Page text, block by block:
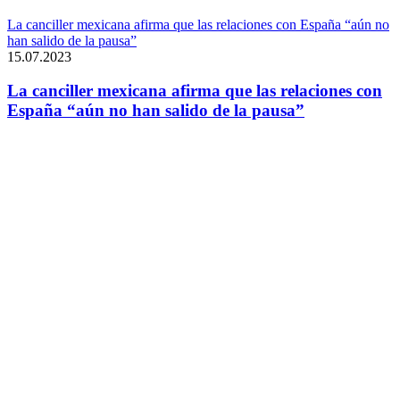
La canciller mexicana afirma que las relaciones con España “aún no
han salido de la pausa”
15.07.2023
La canciller mexicana afirma que las relaciones con
España “aún no han salido de la pausa”